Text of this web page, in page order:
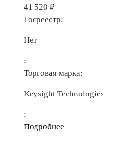
41 520 ₽
Госреестр:
Нет
;
Торговая марка:
Keysight Technologies
;
Подробнее